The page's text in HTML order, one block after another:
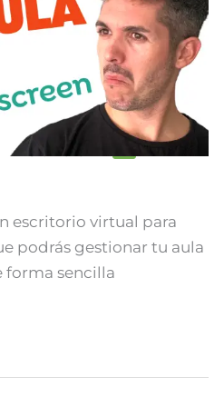
tu Aula con
escritorio virtual para
podrás gestionar tu aula
forma sencilla